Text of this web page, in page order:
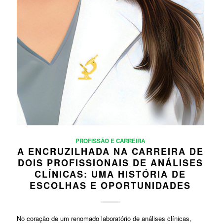
PROFISSÃO E CARREIRA
A ENCRUZILHADA NA CARREIRA DE
DOIS PROFISSIONAIS DE ANÁLISES
CLÍNICAS: UMA HISTÓRIA DE
ESCOLHAS E OPORTUNIDADES
No coração de um renomado laboratório de análises clínicas,